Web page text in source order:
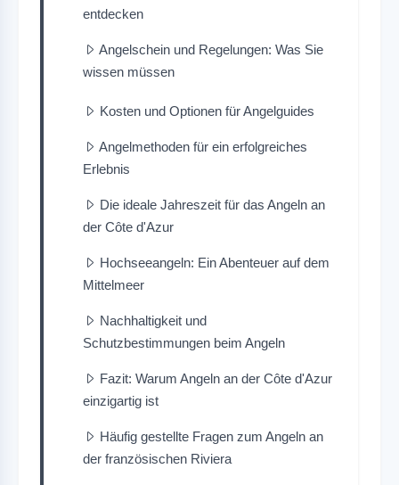
entdecken
Angelschein und Regelungen: Was Sie
wissen müssen
Kosten und Optionen für Angelguides
Angelmethoden für ein erfolgreiches
Erlebnis
Die ideale Jahreszeit für das Angeln an
der Côte d'Azur
Hochseeangeln: Ein Abenteuer auf dem
Mittelmeer
Nachhaltigkeit und
Schutzbestimmungen beim Angeln
Fazit: Warum Angeln an der Côte d'Azur
einzigartig ist
Häufig gestellte Fragen zum Angeln an
der französischen Riviera